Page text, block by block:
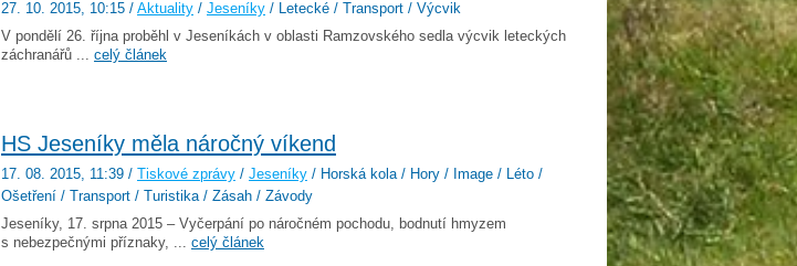
27. 10. 2015, 10:15 / Aktuality / Jeseníky / Letecké / Transport / Výcvik
V pondělí 26. října proběhl v Jeseníkách v oblasti Ramzovského sedla výcvik leteckých
záchranářů ... celý článek
HS Jeseníky měla náročný víkend
17. 08. 2015, 11:39 / Tiskové zprávy / Jeseníky / Horská kola / Hory / Image / Léto /
Ošetření / Transport / Turistika / Zásah / Závody
Jeseníky, 17. srpna 2015 – Vyčerpání po náročném pochodu, bodnutí hmyzem
s nebezpečnými příznaky, ... celý článek